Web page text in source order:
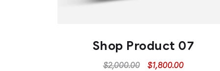
Shop Product 07
$2,000.00 $1,800.00